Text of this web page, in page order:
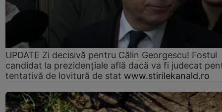
UPDATE Zi decisivă pentru Călin Georgescu! Fostul
candidat la prezidențiale află dacă va fi judecat
tentativă de lovitură de stat www.stirilekanald.ro